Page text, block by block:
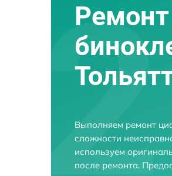
Выполняем ремонт
сложности
используем
после ремонта.